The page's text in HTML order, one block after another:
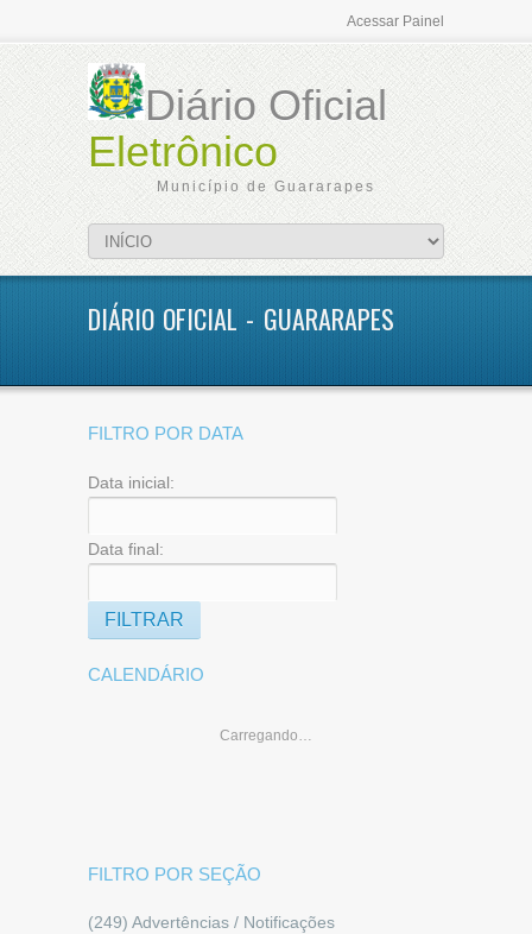
Acessar Painel
Diário Oficial
Eletrônico
Município de Guararapes
DIÁRIO OFICIAL - GUARARAPES
FILTRO POR DATA
Data inicial:
Data final:
CALENDÁRIO
Carregando…
FILTRO POR SEÇÃO
(249) Advertências / Notificações